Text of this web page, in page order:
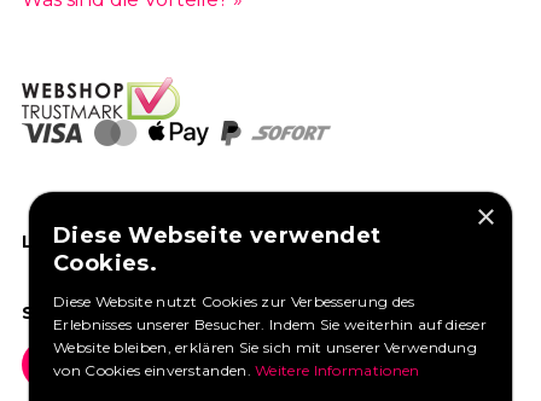
LIKEN SIE UNS AUF FACEBOOK
SOCIAL MEDIA
×
Diese Webseite verwendet
Cookies.
Diese Website nutzt Cookies zur Verbesserung des
Erlebnisses unserer Besucher. Indem Sie weiterhin auf dieser
Website bleiben, erklären Sie sich mit unserer Verwendung
von Cookies einverstanden.Weitere Informationen